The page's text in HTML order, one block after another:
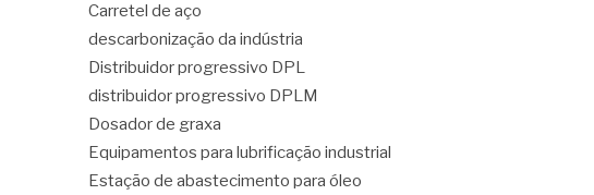
Carretel de aço
descarbonização da indústria
Distribuidor progressivo DPL
distribuidor progressivo DPLM
Dosador de graxa
Equipamentos para lubrificação industrial
Estação de abastecimento para óleo